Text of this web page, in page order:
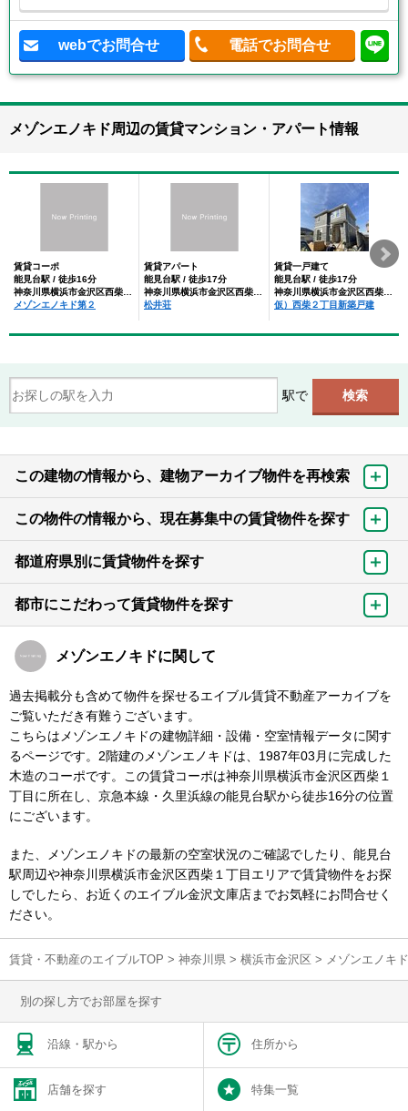
webでお問合せ 電話でお問合せ
メゾンエノキド周辺の賃貸マンション・アパート情報
賃貸コーポ
能見台駅 / 徒歩16分
メゾンエノキド第２
賃貸アパート
能見台駅 / 徒歩17分
松井荘
賃貸一戸建て
能見台駅 / 徒歩17分
仮）西柴２丁目新築戸建
駅で
この建物の情報から、建物アーカイブ物件を再検索
この物件の情報から、現在募集中の賃貸物件を探す
都道府県別に賃貸物件を探す
都市にこだわって賃貸物件を探す
メゾンエノキドに関して
過去掲載分も含めて物件を探せるエイブル賃貸不動産アーカイブを
ご覧いただき有難うございます。
こちらはメゾンエノキドの建物詳細・設備・空室情報データに関す
るページです。2階建のメゾンエノキドは、1987年03月に完成した
木造のコーポです。この賃貸コーポは神奈川県横浜市金沢区西柴１
丁目に所在し、京急本線・久里浜線の能見台駅から徒歩16分の位置
にございます。
また、メゾンエノキドの最新の空室状況のご確認でしたり、能見台
駅周辺や神奈川県横浜市金沢区西柴１丁目エリアで賃貸物件をお探
しでしたら、お近くのエイブル金沢文庫店までお気軽にお問合せく
ださい。
賃貸・不動産のエイブルTOP > 神奈川県 > 横浜市金沢区 > メゾンエノキ
別の探し方でお部屋を探す
沿線・駅から 住所から
店舗を探す 特集一覧